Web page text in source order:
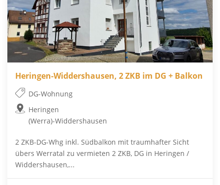
Heringen-Widdershausen, 2 ZKB im DG + Balkon
DG-Wohnung
Heringen
(Werra)-Widdershausen
2 ZKB-DG-Whg inkl. Südbalkon mit traumhafter Sicht
übers Werratal zu vermieten 2 ZKB, DG in Heringen /
Widdershausen,...